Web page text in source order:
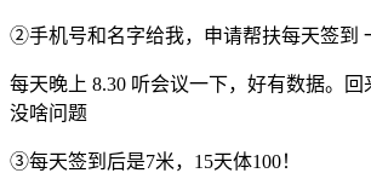
②手机号和名字给我，申请帮扶每天签到
每天晚上 8.30 听会议一下，好有数据。回
没啥问题
③每天签到后是7米，15天体100！